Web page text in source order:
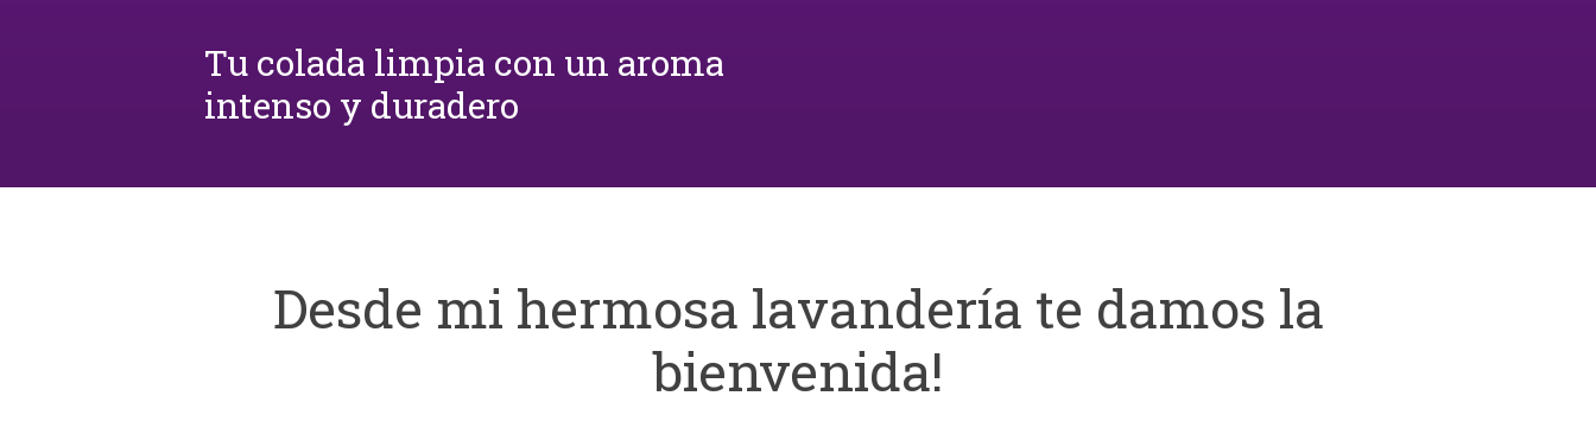
Tu colada limpia con un aroma
intenso y duradero
Desde mi hermosa lavandería te damos la
bienvenida!